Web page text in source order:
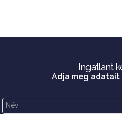
Ingatlant
Adja meg adatait